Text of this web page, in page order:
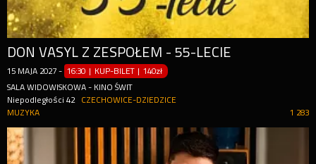
DON VASYL Z ZESPOŁEM - 55-LECIE
15 MAJA 2027 - 16:30 | KUP-BILET |140zł
SALA WIDOWISKOWA - KINO ŚWIT
Niepodległości 42
CZECHOWICE-DZIEDZICE
1 283
MUZYKA